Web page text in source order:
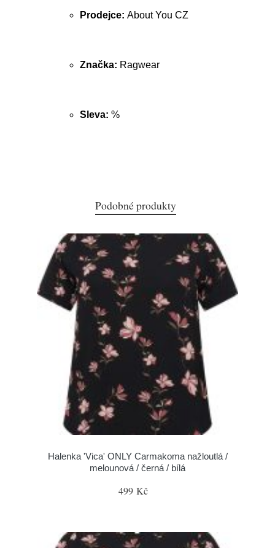
Prodejce: About You CZ
Značka: Ragwear
Sleva: %
Podobné produkty
Halenka 'Vica' ONLY Carmakoma nažloutlá /
melounová / černá / bílá
499 Kč